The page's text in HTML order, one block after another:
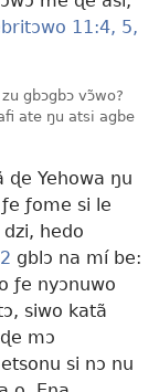
11:4, 5,
gbɔgbɔ vɔ̃wo?
ate ŋu atsi agbe
ɖe Yehowa ŋu
ƒome si le
hedo
gblɔ na mí be:
ƒe nyɔnuwo
siwo katã
mɔ
si nɔ nu